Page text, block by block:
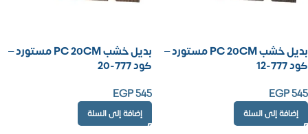
بديل خشب PC 20CM مستورد –
كود 777-12
EGP545
إضافة إلى السلة
بديل خشب PC 20CM مستورد –
كود 777-20
EGP545
إضافة إلى السلة